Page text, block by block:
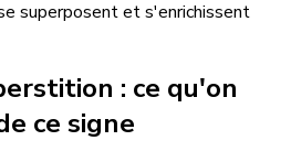
superposent et s'enrichissent
: ce qu'on
ce signe